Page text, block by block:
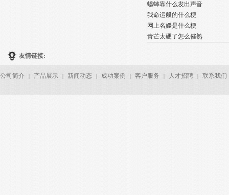
蟋蟀靠什么发出声音
我命运般的什么梗
网上名媛是什么梗
青芒太硬了怎么催熟
友情链接:
公司简介 | 产品展示 | 新闻动态 | 成功案例 | 客户服务 | 人才招聘 | 联系我们